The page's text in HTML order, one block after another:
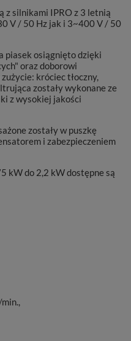
z silnikami IPRO z 3 letnią
V / 50 Hz jak i 3~400 V / 50
piasek osiągnięto dzięki
oraz doborowi
króciec tłoczny,
zostały wykonane ze
z wysokiej jakości
zostały w puszkę
i zabezpieczeniem
kW do 2,2 kW dostępne są